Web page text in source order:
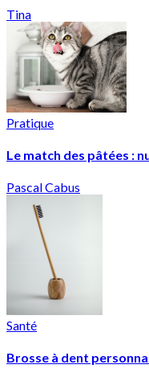
Tina
Pratique
Le match des pâtées :
Pascal Cabus
Santé
Brosse à dent